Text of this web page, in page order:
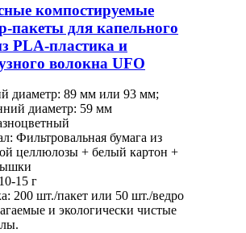
компостируемые
пакеты для капельного
PLA-пластика и
волокна UFO
диаметр: 89 мм или 93 мм;
диаметр: 59 мм
Фильтровальная бумага из
целлюлозы + белый картон +
15 г
200 шт./пакет или 50 шт./ведро
и экологически чистые